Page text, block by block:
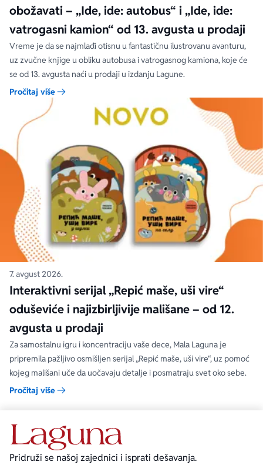
obožavati – „Ide, ide: autobus“ i „Ide, ide:
vatrogasni kamion“ od 13. avgusta u prodaji
Vreme je da se najmlađi otisnu u fantastičnu ilustrovanu avanturu,
uz zvučne knjige u obliku autobusa i vatrogasnog kamiona, koje će
se od 13. avgusta naći u prodaji u izdanju Lagune.
Pročitaj više
7. avgust 2026.
Interaktivni serijal „Repić maše, uši vire“
oduševiće i najizbirljivije mališane – od 12.
avgusta u prodaji
Za samostalnu igru i koncentraciju vaše dece, Mala Laguna je
pripremila pažljivo osmišljen serijal „Repić maše, uši vire“, uz pomoć
kojeg mališani uče da uočavaju detalje i posmatraju svet oko sebe.
Pročitaj više
Pridruži se našoj zajednici i isprati dešavanja.